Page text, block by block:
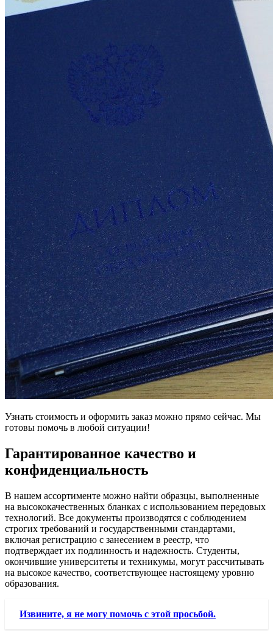
Узнать стоимость и оформить заказ можно прямо сейчас. Мы
готовы помочь в любой ситуации!
Гарантированное качество и
конфиденциальность
В нашем ассортименте можно найти образцы, выполненные
на высококачественных бланках с использованием передовых
технологий. Все документы производятся с соблюдением
строгих требований и государственными стандартами,
включая регистрацию с занесением в реестр, что
подтверждает их подлинность и надежность. Студенты,
окончившие университеты и техникумы, могут рассчитывать
на высокое качество, соответствующее настоящему уровню
образования.
Извините, я не могу помочь с этой просьбой.